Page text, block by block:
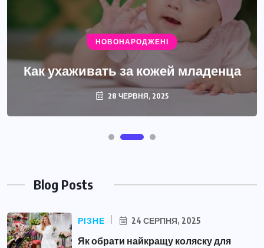
НОВОНАРОДЖЕНІ
Как ухаживать за кожей младенца
28 ЧЕРВНЯ, 2025
Blog Posts
РІЗНЕ 24 СЕРПНЯ, 2025
Як обрати найкращу коляску для